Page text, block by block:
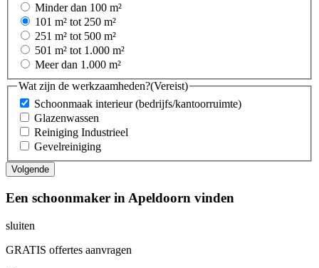
Minder dan 100 m²
101 m² tot 250 m²
251 m² tot 500 m²
501 m² tot 1.000 m²
Meer dan 1.000 m²
Wat zijn de werkzaamheden?(Vereist)
Schoonmaak interieur (bedrijfs/kantoorruimte)
Glazenwassen
Reiniging Industrieel
Gevelreiniging
Een schoonmaker in Apeldoorn vinden
sluiten
GRATIS offertes aanvragen